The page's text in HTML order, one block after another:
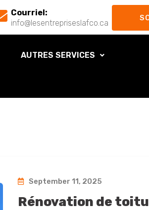
Courriel:
info@lesentrepriseslafco.ca
AUTRES SERVICES
September 11, 2025
Rénovation de